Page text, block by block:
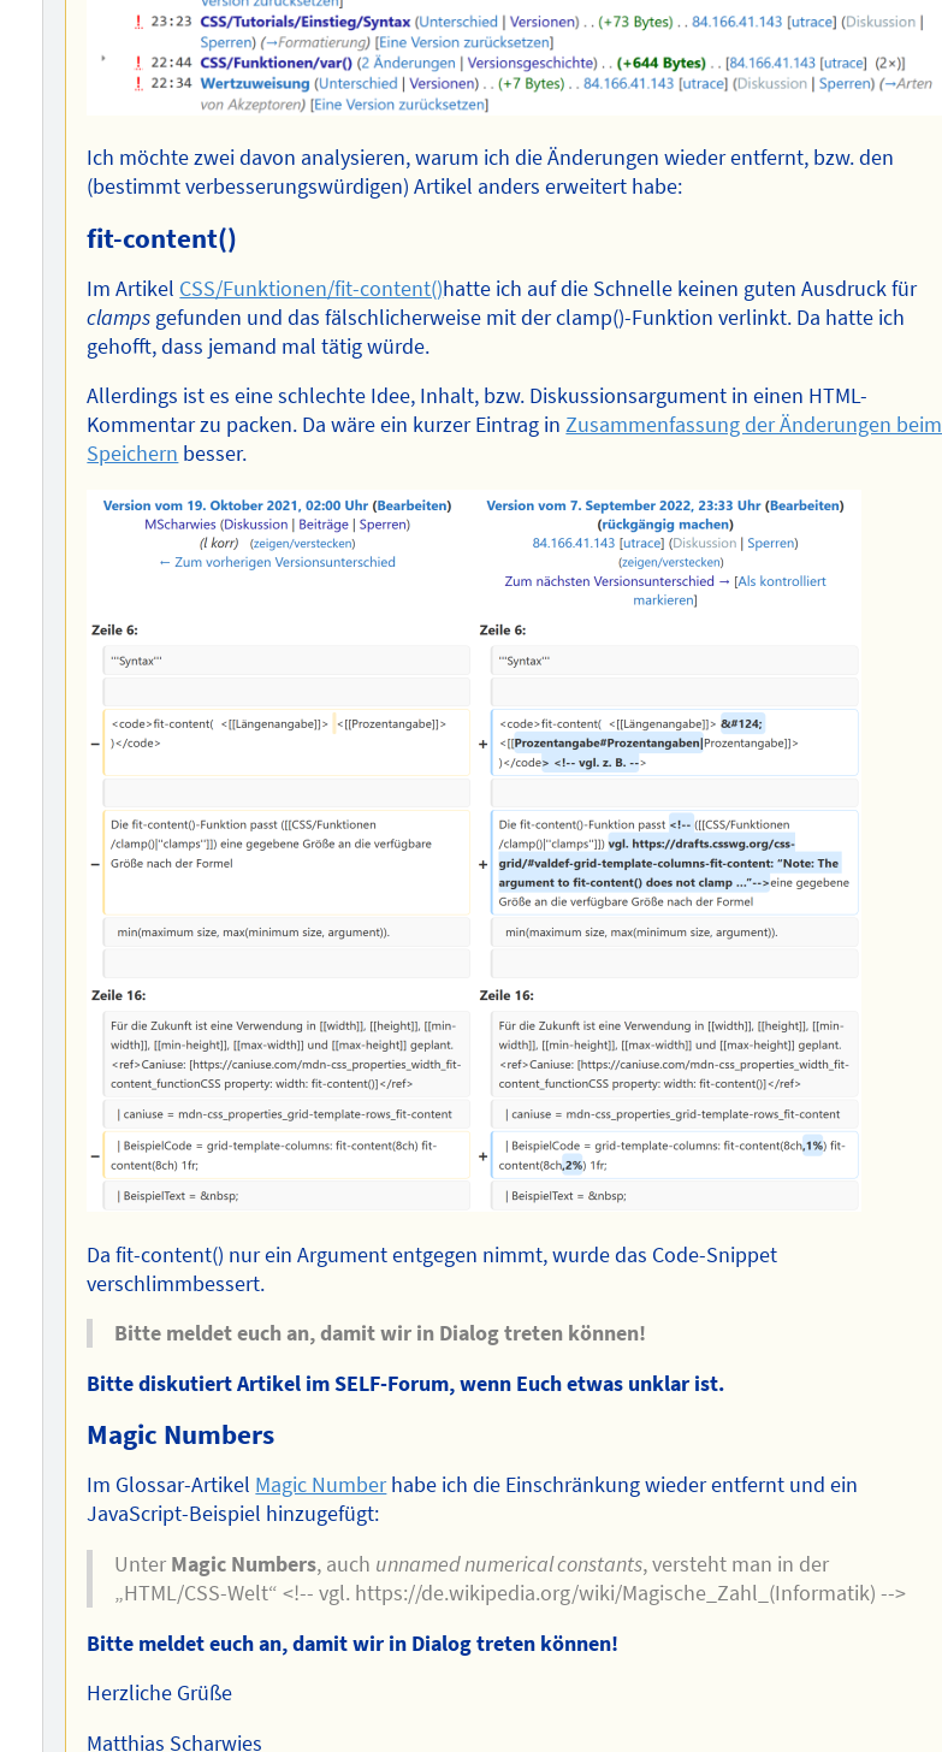
Ich möchte zwei davon analysieren, warum ich die Änderungen wieder entfernt, bzw. den
(bestimmt verbesserungswürdigen) Artikel anders erweitert habe:
fit-content()
Im Artikel CSS/Funktionen/fit-content()hatte ich auf die Schnelle keinen guten Ausdruck für
clamps gefunden und das fälschlicherweise mit der clamp()-Funktion verlinkt. Da hatte ich
gehofft, dass jemand mal tätig würde.
Allerdings ist es eine schlechte Idee, Inhalt, bzw. Diskussionsargument in einen HTML-
Kommentar zu packen. Da wäre ein kurzer Eintrag inZusammenfassung der Änderungen beim
Speichern besser.
Da fit-content() nur ein Argument entgegen nimmt, wurde das Code-Snippet
verschlimmbessert.
Bitte meldet euch an, damit wir in Dialog treten können!
Bitte diskutiert Artikel im SELF-Forum, wenn Euch etwas unklar ist.
Magic Numbers
Im Glossar-Artikel Magic Numberhabe ich die Einschränkung wieder entfernt und ein
JavaScript-Beispiel hinzugefügt:
Unter Magic Numbers, auch unnamed numerical constants, versteht man in der
„HTML/CSS-Welt“ <!-- vgl. https://de.wikipedia.org/wiki/Magische_Zahl_(Informatik) -->
Bitte meldet euch an, damit wir in Dialog treten können!
Herzliche Grüße
Matthias Scharwies